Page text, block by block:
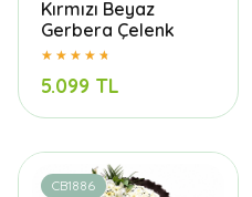
Kırmızı Beyaz
Gerbera Çelenk
5.099 TL
CB1886